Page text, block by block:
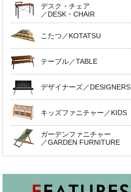
デスク・チェア
／DESK・CHAIR
こたつ／KOTATSU
テーブル／TABLE
デザイナーズ／DESIGNERS
キッズファニチャー／KIDS
ガーデンファニチャー
／GARDEN FURNITURE